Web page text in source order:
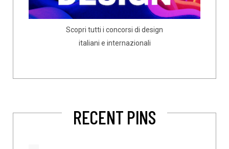
Scopri tutti i concorsi di design
italiani e internazionali
RECENT PINS